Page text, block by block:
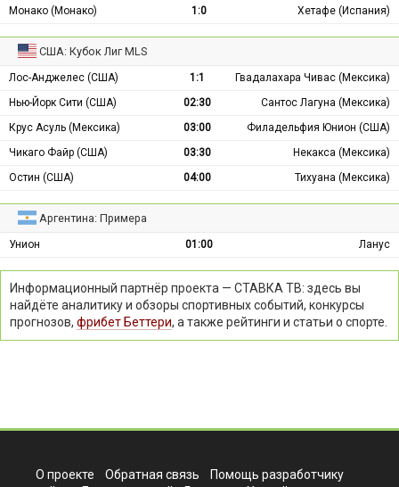
Монако (Монако) 1:0 Хетафе (Испания)
США: Кубок Лиг MLS
Лос-Анджелес (США) 1:1
Гвадалахара Чивас (Мексика)
Нью-Йорк Сити (США)
02:30
Сантос Лагуна (Мексика)
Крус Асуль (Мексика)
03:00
Филадельфия Юнион (США)
Чикаго Файр (США)
03:30
Некакса (Мексика)
Остин (США)
04:00 Тихуана (Мексика)
Аргентина: Примера
Унион 01:00 Ланус
Информационный партнёр проекта — СТАВКА ТВ: здесь вы
найдёте аналитику и обзоры спортивных событий, конкурсы
прогнозов, фрибет Беттери, а также рейтинги и статьи о спорте.
О проекте Обратная связь
Помощь разработчику